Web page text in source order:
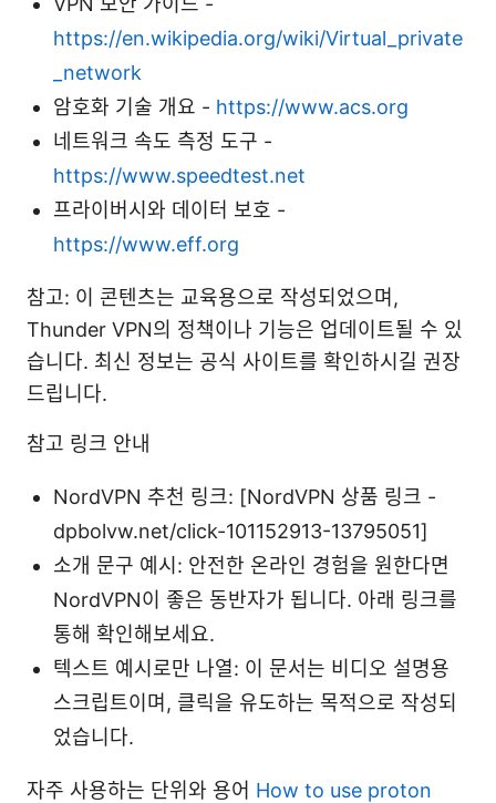
https://en.wikipedia.org/wiki/Virtual_private
_network
암호화 기술 개요 - https://www.acs.org
네트워크 속도 측정 도구 -
https://www.speedtest.net
프라이버시와 데이터 보호 -
https://www.eff.org
참고: 이 콘텐츠는 교육용으로 작성되었으며,
Thunder VPN의 정책이나 기능은 업데이트될 수 있
습니다. 최신 정보는 공식 사이트를 확인하시길 권장
드립니다.
참고 링크 안내
NordVPN 추천 링크: [NordVPN 상품 링크 -
dpbolvw.net/click-101152913-13795051]
소개 문구 예시: 안전한 온라인 경험을 원한다면
NordVPN이 좋은 동반자가 됩니다. 아래 링크를
통해 확인해보세요.
텍스트 예시로만 나열: 이 문서는 비디오 설명용
스크립트이며, 클릭을 유도하는 목적으로 작성되
었습니다.
자주 사용하는 단위와 용어 How to use proton